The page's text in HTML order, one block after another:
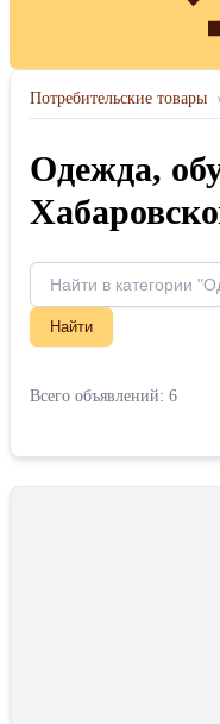
Потребительские товары ›
Одежда,
Найти
Всего объявлений: 6